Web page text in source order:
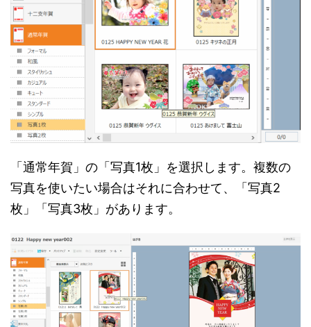
「通常年賀」の「写真1枚」を選択します。複数の
写真を使いたい場合はそれに合わせて、「写真2
枚」「写真3枚」があります。